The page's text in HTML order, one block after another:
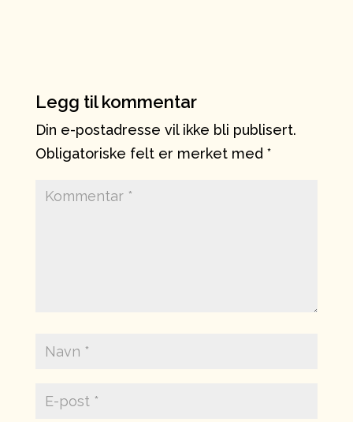
Legg til kommentar
Din e-postadresse vil ikke bli publisert.
Obligatoriske felt er merket med *